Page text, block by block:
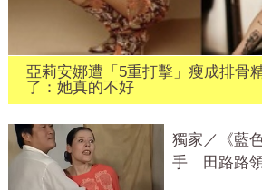
亞莉安娜遭「5重打擊」瘦成排骨
了：她真的不好
獨家／《藍
手 田路路領